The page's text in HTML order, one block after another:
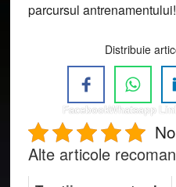
parcursul antrenamentului!
Distribuie
FacebookWhatsapp
Alte articole